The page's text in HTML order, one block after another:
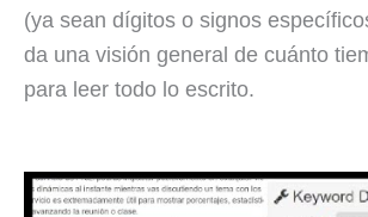
(ya sean dígitos o signos
da una visión general de cuánto
para leer todo lo escrito.